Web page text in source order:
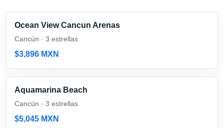
Ocean View Cancun Arenas
Cancún · 3 estrellas
$3,896 MXN
Aquamarina Beach
Cancún · 3 estrellas
$5,045 MXN